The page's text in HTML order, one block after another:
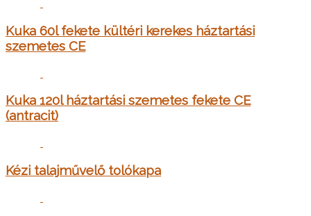
Kuka 60l fekete kültéri kerekes háztartási
szemetes CE
Kuka 120l háztartási szemetes fekete CE
(antracit)
Kézi talajművelő tolókapa